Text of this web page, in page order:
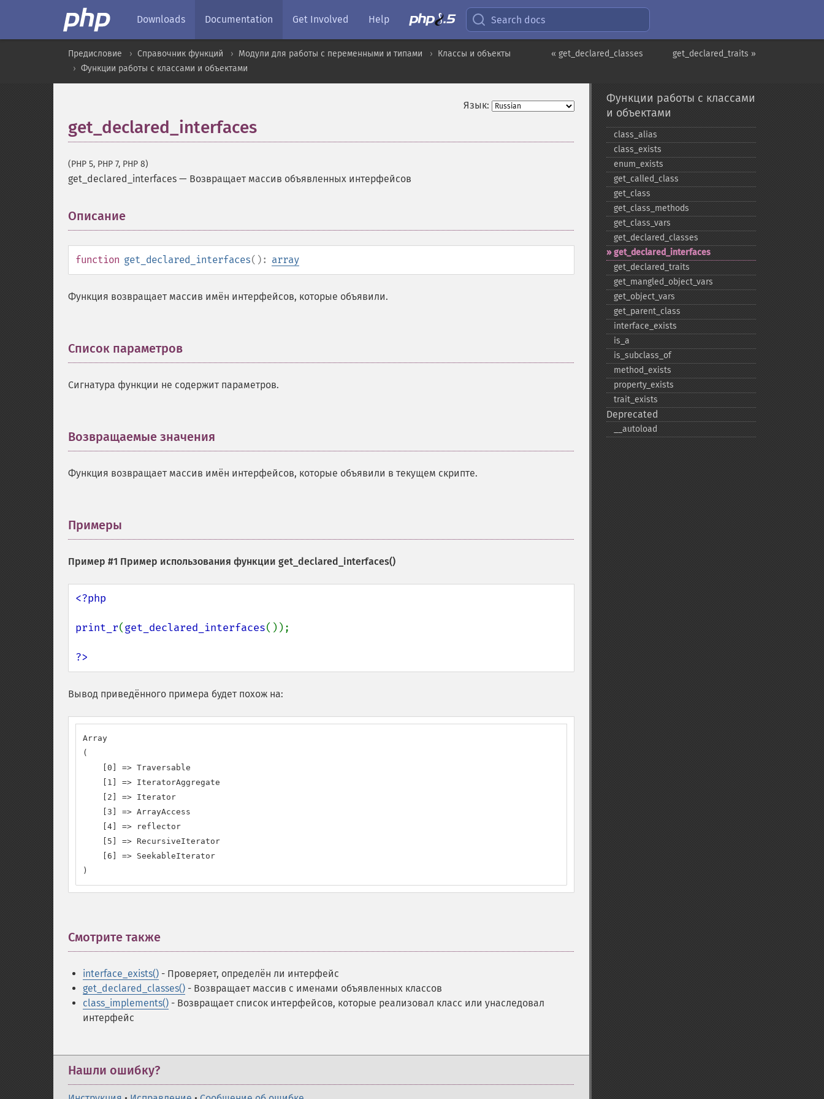
Downloads Documentation Get Involved Help Search docs
get_declared_traits »
« get_declared_classes
Предисловие Справочник функций Модули для работы с переменными и типами
Классы и объекты
Функции работы с классами и объектами
Язык:
get_declared_interfaces
(PHP 5, PHP 7, PHP 8)
get_declared_interfaces — Возвращает массив объявленных интерфейсов
Описание
function get_declared_interfaces(): array
Функция возвращает массив имён интерфейсов, которые объявили.
Список параметров
Сигнатура функции не содержит параметров.
Возвращаемые значения
Функция возвращает массив имён интерфейсов, которые объявили в текущем скрипте.
Примеры
Пример #1 Пример использования функции get_declared_interfaces()
<?php
print_r(get_declared_interfaces());
?>
Вывод приведённого примера будет похож на:
Array
(
    [0] => Traversable
    [1] => IteratorAggregate
    [2] => Iterator
    [3] => ArrayAccess
    [4] => reflector
    [5] => RecursiveIterator
    [6] => SeekableIterator
)
Смотрите также
interface_exists() - Проверяет, определён ли интерфейс
get_declared_classes() - Возвращает массив с именами объявленных классов
class_implements() - Возвращает список интерфейсов, которые реализовал класс или унаследовал
интерфейс
Нашли ошибку?
Функции работы с классами
и объектами
class_​alias
class_​exists
enum_​exists
get_​called_​class
get_​class
get_​class_​methods
get_​class_​vars
get_​declared_​classes
get_​declared_​interfaces
get_​declared_​traits
get_​mangled_​object_​vars
get_​object_​vars
get_​parent_​class
interface_​exists
is_​a
is_​subclass_​of
method_​exists
property_​exists
trait_​exists
Deprecated
_​_​autoload